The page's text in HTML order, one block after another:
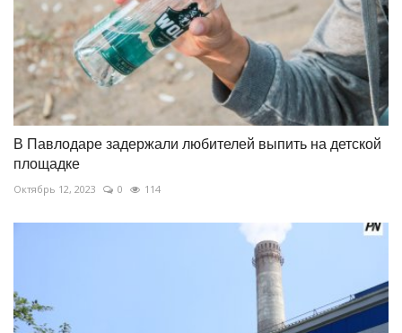
В Павлодаре задержали любителей выпить на детской
площадке
Октябрь 12, 2023 0 114